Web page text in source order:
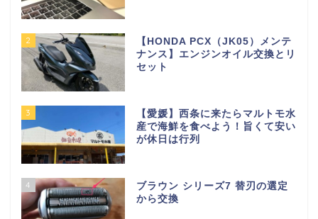
2
【HONDA PCX（JK05）メンテ
ナンス】エンジンオイル交換とリ
セット
3
【愛媛】西条に来たらマルトモ水
産で海鮮を食べよう！旨くて安い
が休日は行列
4
ブラウン シリーズ7 替刃の選定
から交換